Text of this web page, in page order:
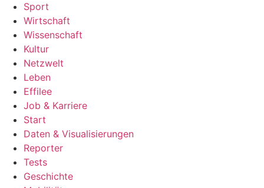
Sport
Wirtschaft
Wissenschaft
Kultur
Netzwelt
Leben
Effilee
Job & Karriere
Start
Daten & Visualisierungen
Reporter
Tests
Geschichte